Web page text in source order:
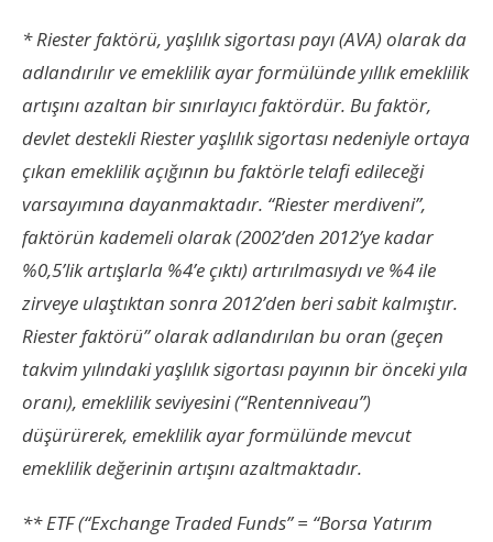
* Riester faktörü, yaşlılık sigortası payı (AVA) olarak da
adlandırılır ve emeklilik ayar formülünde yıllık emeklilik
artışını azaltan bir sınırlayıcı faktördür. Bu faktör,
devlet destekli Riester yaşlılık sigortası nedeniyle ortaya
çıkan emeklilik açığının bu faktörle telafi edileceği
varsayımına dayanmaktadır. “Riester merdiveni”,
faktörün kademeli olarak (2002’den 2012’ye kadar
%0,5’lik artışlarla %4’e çıktı) artırılmasıydı ve %4 ile
zirveye ulaştıktan sonra 2012’den beri sabit kalmıştır.
Riester faktörü” olarak adlandırılan bu oran (geçen
takvim yılındaki yaşlılık sigortası payının bir önceki yıla
oranı), emeklilik seviyesini (“Rentenniveau”)
düşürürerek, emeklilik ayar formülünde mevcut
emeklilik değerinin artışını azaltmaktadır.
** ETF (“Exchange Traded Funds” = “Borsa Yatırım